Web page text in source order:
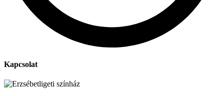
Kapcsolat